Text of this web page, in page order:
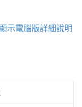
示電腦版詳細說明